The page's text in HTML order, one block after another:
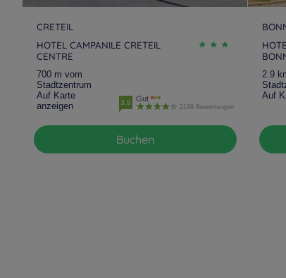
CRETEIL
HOTEL CAMPANILE CRETEIL
CENTRE
700 m vom
Stadtzentrum
Auf Karte
anzeigen
3.9 Gut
2199 Bewertungen
Buchen
2.9
Auf